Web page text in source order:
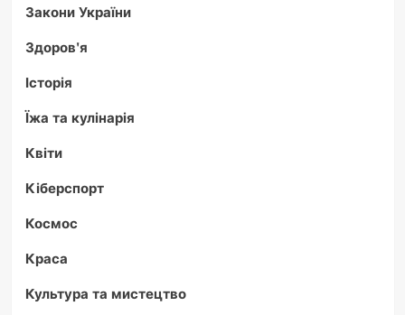
Закони України
Здоров'я
Історія
Їжа та кулінарія
Квіти
Кіберспорт
Космос
Краса
Культура та мистецтво